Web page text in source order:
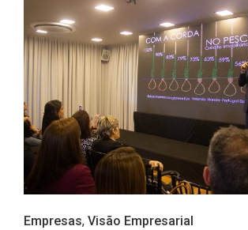
Empresas, Visão Empresarial